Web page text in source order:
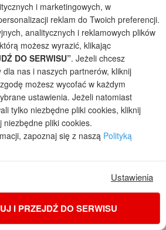
9 (E)
i marketingowych, w
reklam do Twoich preferencji.
analitycznych i reklamowych plików
możesz wyrazić, klikając
DO SERWISU”. Jeżeli chcesz
nas i naszych partnerów, kliknij
możesz wycofać w każdym
ustawienia. Jeżeli natomiast
tylko niezbędne pliki cookies, kliknij
niezbędne pliki cookies.
zapoznaj się z naszą Polityką
Ustawienia
I PRZEJDŹ DO SERWISU